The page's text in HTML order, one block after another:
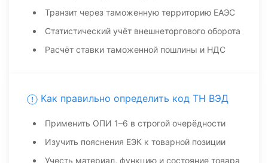
Транзит через таможенную территорию ЕАЭС
Статистический учёт внешнеторгового оборота
Расчёт ставки таможенной пошлины и НДС
Как правильно определить код ТН ВЭД
Применить ОПИ 1–6 в строгой очерёдности
Изучить пояснения ЕЭК к товарной позиции
Учесть материал, функцию и состояние товара